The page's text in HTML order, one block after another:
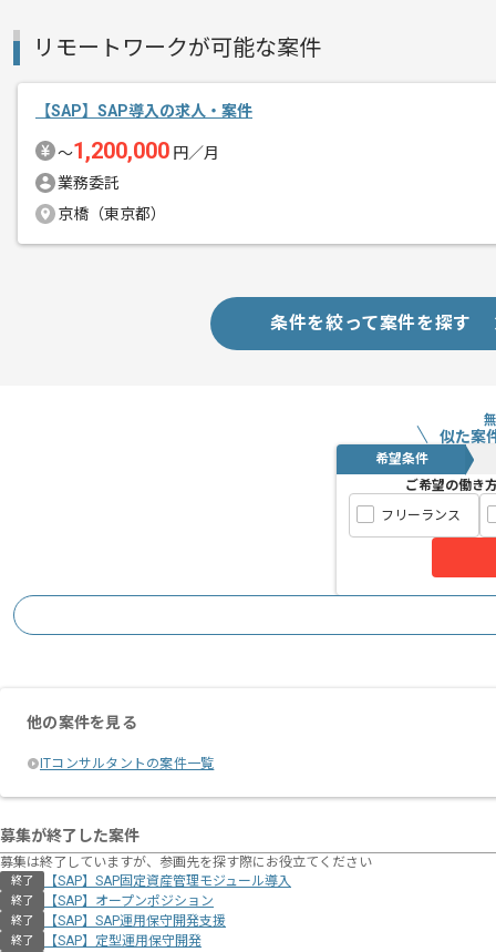
リモートワークが可能な案件
【SAP】SAP導入の求人・案件
〜1,200,000 円／月
業務委託
京橋（東京都）
条件を絞って案件を探す
似た案
希望条件
ご希望の働き
フリーランス
他の案件を見る
ITコンサルタントの案件一覧
募集が終了した案件
募集は終了していますが、参画先を探す際にお役立てください
終了 【SAP】SAP固定資産管理モジュール導入
終了 【SAP】オープンポジション
終了 【SAP】SAP運用保守開発支援
終了 【SAP】定型運用保守開発